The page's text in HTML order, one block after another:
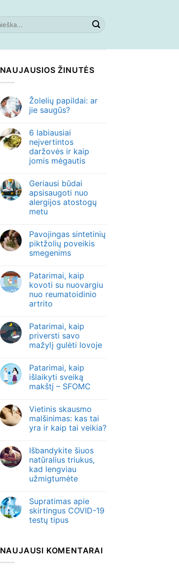
NAUJAUSIOS ŽINUTĖS
Žolelių papildai: ar
jie saugūs?
6 labiausiai
neįvertintos
daržovės ir kaip
jomis mėgautis
Geriausi būdai
apsisaugoti nuo
alergijos atostogų
metu
Pavojingas sintetinių
piktžolių poveikis
smegenims
Patarimai, kaip
kovoti su nuovargiu
nuo reumatoidinio
artrito
Patarimai, kaip
priversti savo
mažylį gulėti lovoje
Patarimai, kaip
išlaikyti sveiką
makštį – SFOMC
Vietinis skausmo
malšinimas: kas tai
yra ir kaip tai veikia?
Išbandykite šiuos
natūralius triukus,
kad lengviau
užmigtumėte
Supratimas apie
skirtingus COVID-19
testų tipus
NAUJAUSI KOMENTARAI